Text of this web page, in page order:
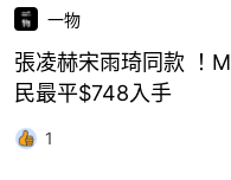
一物
張凌赫宋雨琦同款 ！
民最平$748入手
1